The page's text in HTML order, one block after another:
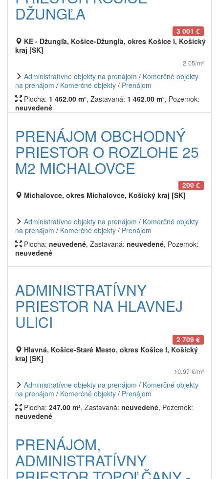
DŽUNGĽA
3 001 €
KE - Džungľa, Košice-Džungľa, okres Košice I, Košický
kraj [SK]
2.05/m²
Administratívne objekty na prenájom / Komerčné objekty
na prenájom / Komerčné objekty / Prenájom
Plocha: 1 462.00 m², Zastavaná: 1 462.00 m², Pozemok:
neuvedené
PRENÁJOM OBCHODNÝ
PRIESTOR O ROZLOHE 25
M2 MICHALOVCE
200 €
Michalovce, okres Michalovce, Košický kraj [SK]
Administratívne objekty na prenájom / Komerčné objekty
na prenájom / Komerčné objekty / Prenájom
Plocha: neuvedené, Zastavaná: neuvedené, Pozemok:
neuvedené
ADMINISTRATÍVNY
PRIESTOR NA HLAVNEJ
ULICI
2 709 €
Hlavná, Košice-Staré Mesto, okres Košice I, Košický
kraj [SK]
10.97 €/m²
Administratívne objekty na prenájom / Komerčné objekty
na prenájom / Komerčné objekty / Prenájom
Plocha: 247.00 m², Zastavaná: neuvedené, Pozemok:
neuvedené
PRENÁJOM,
ADMINISTRATÍVNY